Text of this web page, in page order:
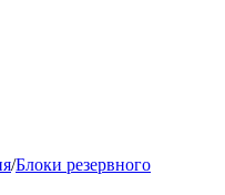
/Блоки резервного